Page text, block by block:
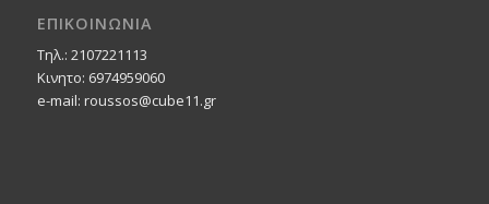
ΕΠΙΚΟΙΝΩΝΙΑ
Τηλ.: 2107221113
Κινητο: 6974959060
e-mail: roussos@cube11.gr